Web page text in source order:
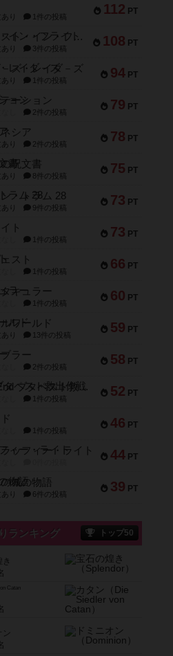
112 PT
り 1件の投稿
108 PT
ファースト・イン・フライト
り 3件の投稿
94 PT
ズ・レイダ－ズ
り 1件の投稿
79 PT
ーション
2件の投稿
78 PT
シア
り 2件の投稿
75 PT
呪文書
り 8件の投稿
73 PT
・トラム 28
り 9件の投稿
73 PT
ト
1件の投稿
66 PT
スト
1件の投稿
60 PT
キュラー
1件の投稿
59 PT
ワールド
り 13件の投稿
58 PT
ラー
2件の投稿
52 PT
Bitter End ブタペスト救出作戦
1件の投稿
46 PT
1件の投稿
44 PT
ッフィー・ライト
39 PT
城の物語
り 6件の投稿
ランキング トップ50
き
Catan
ン